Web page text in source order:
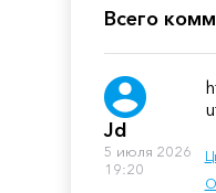
Всего
Jd
5 июля 2026
19:20